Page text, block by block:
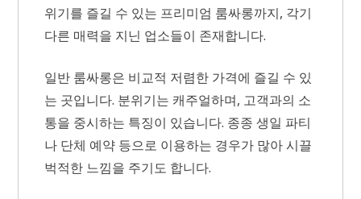
위기를 즐길 수 있는 프리미엄 룸싸롱까지, 각기
다른 매력을 지닌 업소들이 존재합니다.
일반 룸싸롱은 비교적 저렴한 가격에 즐길 수 있
는 곳입니다. 분위기는 캐주얼하며, 고객과의 소
통을 중시하는 특징이 있습니다. 종종 생일 파티
나 단체 예약 등으로 이용하는 경우가 많아 시끌
벅적한 느낌을 주기도 합니다.